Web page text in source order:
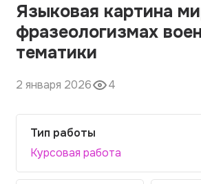
О компании
Наши гарантии
Вопросы и ответы
Контакты
Языковая картина
фразеологизмах
тематики
2 января 2026 4
Тип работы
Курсовая работа